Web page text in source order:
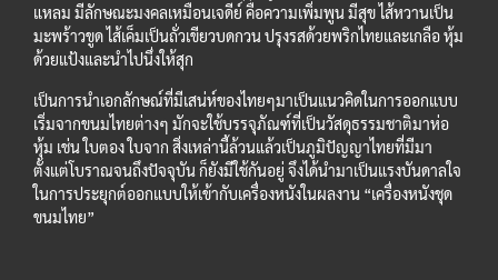
แหลม มีลักษณะมงคลเหมือนเจดีย์ คือความเพิ่มพูน มีสุข ไส้หวานเป็น
มะพร้าวขูด ไส้เค็มเป็นถั่วเขียวบดกวน ปรุงรสด้วยพริกไทยและเกลือ หุ้ม
ด้วยแป้งและนำไปนึ่งให้สุก
เป็นการนำเอกลักษณ์ที่มีเสน่ห์ของไทยๆมาเป็นแนวคิดในการออกแบบ
เริ่มจากขนมไทยต่างๆ มักจะใช้บรรจุภัณฑ์ที่เป็นวัสดุธรรมชาติมาห่อ
หุ้ม เช่น ใบตอง ใบจาก สิ่งเหล่านี้ล้วนแล้วเป็นภูมิปัญญาไทยที่มีมา
ตั้งแต่โบราณจนถึงปัจจุบัน ก็ยังมีใช้กันอยู่ จึงได้นำมาเป็นแรงบันดาลใจ
ในการประยุกต์ออกแบบให้เข้ากับเครื่องหนังในผลงาน “เครื่องหนังชุด
ขนมไทย”